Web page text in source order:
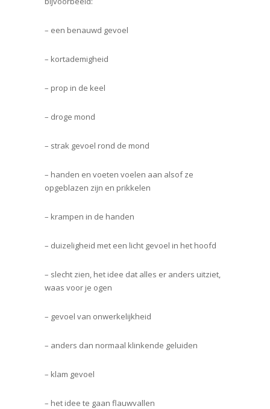
– een benauwd gevoel
– kortademigheid
– prop in de keel
– droge mond
– strak gevoel rond de mond
– handen en voeten voelen aan alsof ze
opgeblazen zijn en prikkelen
– krampen in de handen
– duizeligheid met een licht gevoel in het hoofd
– slecht zien, het idee dat alles er anders uitziet,
waas voor je ogen
– gevoel van onwerkelijkheid
– anders dan normaal klinkende geluiden
– klam gevoel
– het idee te gaan flauwvallen